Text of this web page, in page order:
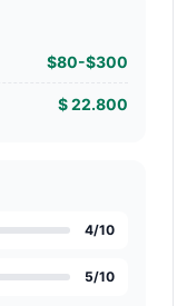
$80-$300
$ 22.800
4/10
5/10